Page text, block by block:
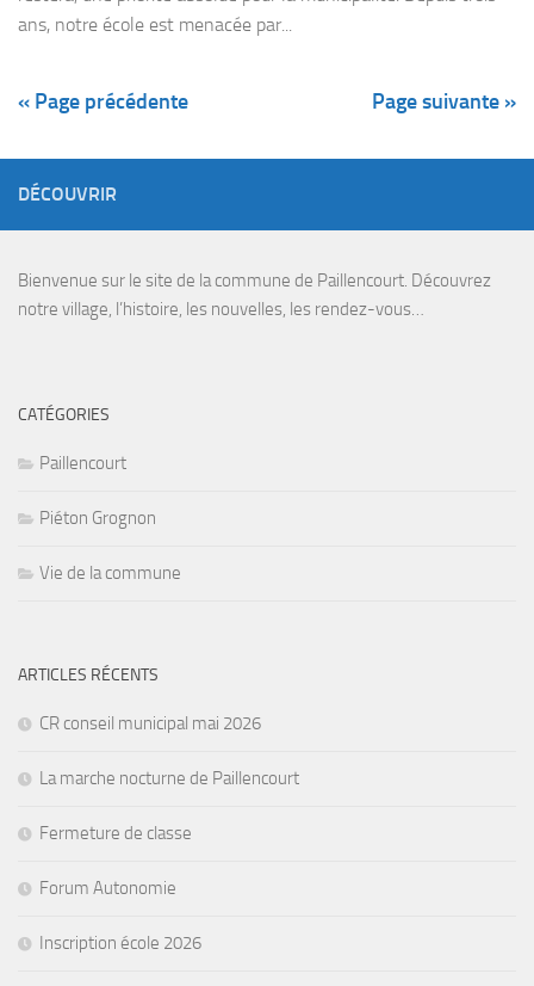
ans, notre école est menacée par...
« Page précédente Page suivante »
DÉCOUVRIR
Bienvenue sur le site de la commune de Paillencourt. Découvrez
notre village, l’histoire, les nouvelles, les rendez-vous…
CATÉGORIES
Paillencourt
Piéton Grognon
Vie de la commune
ARTICLES RÉCENTS
CR conseil municipal mai 2026
La marche nocturne de Paillencourt
Fermeture de classe
Forum Autonomie
Inscription école 2026